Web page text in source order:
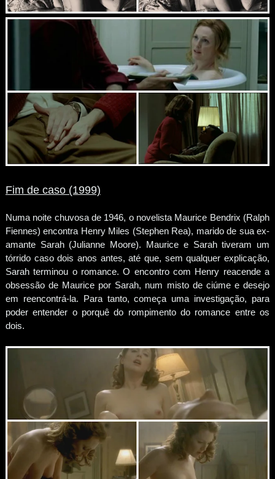
Fim de caso (1999)
Numa noite chuvosa de 1946, o novelista Maurice Bendrix (Ralph
Fiennes) encontra Henry Miles (Stephen Rea), marido de sua ex-
amante Sarah (Julianne Moore). Maurice e Sarah tiveram um
tórrido caso dois anos antes, até que, sem qualquer explicação,
Sarah terminou o romance. O encontro com Henry reacende a
obsessão de Maurice por Sarah, num misto de ciúme e desejo
em reencontrá-la. Para tanto, começa uma investigação, para
poder entender o porquê do rompimento do romance entre os
dois.